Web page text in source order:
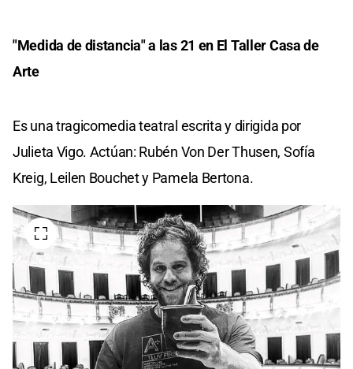
"Medida de distancia" a las 21 en El Taller Casa de
Arte
Es una tragicomedia teatral escrita y dirigida por
Julieta Vigo. Actúan: Rubén Von Der Thusen, Sofía
Kreig, Leilen Bouchet y Pamela Bertona.